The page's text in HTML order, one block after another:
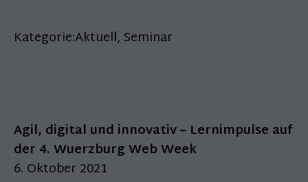
Kategorie:Aktuell,Seminar
Agil, digital und innovativ – Lernimpulse auf
der 4. Wuerzburg Web Week
6. Oktober 2021